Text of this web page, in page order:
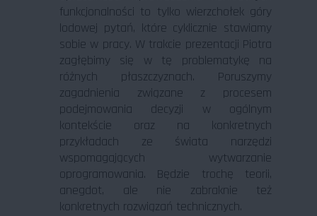
funkcjonalności to tylko wierzchołek góry
lodowej pytań, które cyklicznie stawiamy
sobie w pracy. W trakcie prezentacji Piotra
zagłębimy się w tę problematykę na
różnych płaszczyznach. Poruszymy
zagadnienia związane z procesem
podejmowania decyzji w ogólnym
kontekście oraz na konkretnych
przykładach ze świata narzędzi
wspomagających wytwarzanie
oprogramowania. Będzie trochę teorii,
anegdot, ale nie zabraknie też
konkretnych rozwiązań technicznych.